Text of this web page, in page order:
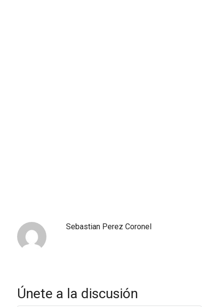
Sebastian Perez Coronel
Únete a la discusión